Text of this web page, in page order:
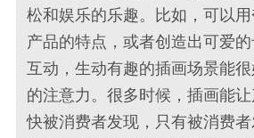
松和娱乐的乐趣。比如，可以
产品的特点，或者创造出可爱
互动，生动有趣的插画场景能
的注意力。很多时候，插画能
快被消费者发现，只有被消费